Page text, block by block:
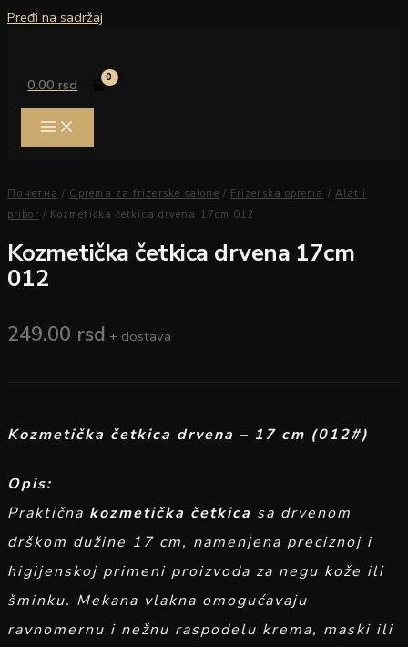
Pređi na sadržaj
0.00rsd
Почетна / Oprema za frizerske salone / Frizerska oprema / Alat i
pribor / Kozmetička četkica drvena 17cm 012
Kozmetička četkica drvena 17cm
012
249.00 rsd + dostava
Kozmetička četkica drvena – 17 cm (012#)
Opis:
Praktična kozmetička četkica sa drvenom
drškom dužine 17 cm, namenjena preciznoj i
higijenskoj primeni proizvoda za negu kože ili
šminku. Mekana vlakna omogućavaju
ravnomernu i nežnu raspodelu krema, maski ili